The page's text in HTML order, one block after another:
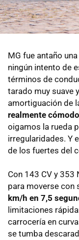
MG fue antaño
ningún intento de
términos de
tarado muy suave
amortiguación de
realmente cómodo
oigamos la rueda
irregularidades. Y
de los fuertes del
Con 143 CV y 353
para moverse con
km/h en 7,5
limitaciones
carrocería en
se tumba